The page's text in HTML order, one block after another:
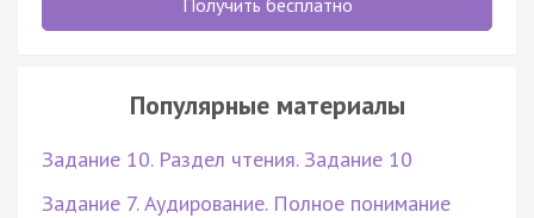
Популярные материалы
Задание 10. Раздел чтения. Задание 10
Задание 7. Аудирование. Полное понимание